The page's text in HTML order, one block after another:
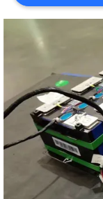
FÄLLE
SITEMAP
PRIVACY
POLICY